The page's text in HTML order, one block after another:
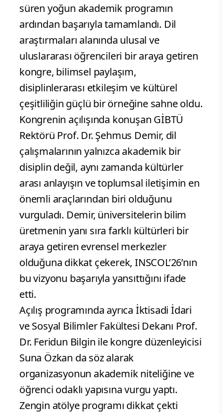
süren yoğun akademik programın
ardından başarıyla tamamlandı. Dil
araştırmaları alanında ulusal ve
uluslararası öğrencileri bir araya getiren
kongre, bilimsel paylaşım,
disiplinlerarası etkileşim ve kültürel
çeşitliliğin güçlü bir örneğine sahne oldu.
Kongrenin açılışında konuşan GİBTÜ
Rektörü Prof. Dr. Şehmus Demir, dil
çalışmalarının yalnızca akademik bir
disiplin değil, aynı zamanda kültürler
arası anlayışın ve toplumsal iletişimin en
önemli araçlarından biri olduğunu
vurguladı. Demir, üniversitelerin bilim
üretmenin yanı sıra farklı kültürleri bir
araya getiren evrensel merkezler
olduğuna dikkat çekerek, INSCOL’26’nın
bu vizyonu başarıyla yansıttığını ifade
etti.
Açılış programında ayrıca İktisadi İdari
ve Sosyal Bilimler Fakültesi Dekanı Prof.
Dr. Feridun Bilgin ile kongre düzenleyicisi
Suna Özkan da söz alarak
organizasyonun akademik niteliğine ve
öğrenci odaklı yapısına vurgu yaptı.
Zengin atölye programı dikkat çekti